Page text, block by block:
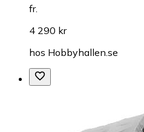
fr.
4 290 kr
hos Hobbyhallen.se